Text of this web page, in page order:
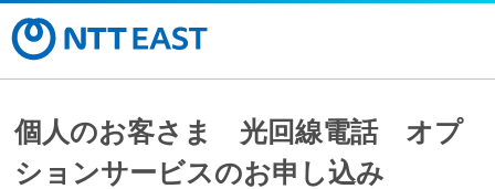
個人のお客さま 光回線電話 オプ
ションサービスのお申し込み